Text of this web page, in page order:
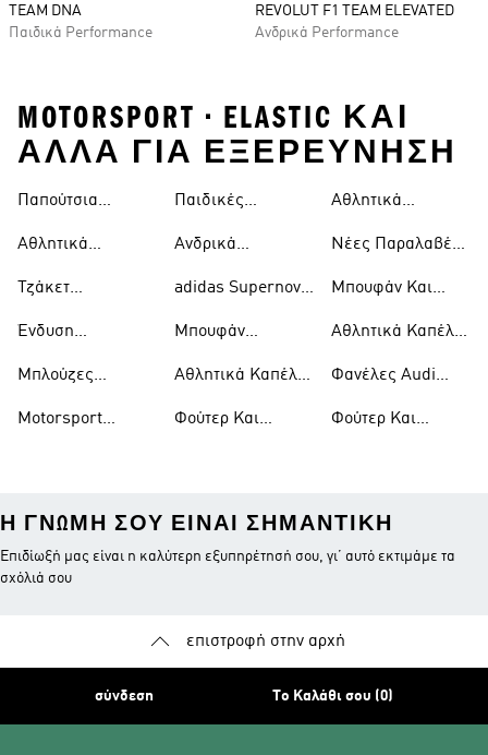
TEAM DNA
Παιδικά Performance
REVOLUT F1 TEAM ELEVATED
Ανδρικά Performance
MOTORSPORT • ELASTIC ΚΑΙ
ΑΛΛΑ ΓΙΑ ΕΞΕΡΕΥΝΗΣΗ
Παπούτσια
Αθλητικά
Motorsport
Τζάκετ
Ένδυση
Μπλούζες
Motorsport
Παιδικές
Φόρμες
Motorsport
Ανδρικά
Motorsport
adidas Supernova
Μπουφάν
Petronas F1
Αθλητικά Καπέλα
Petronas F1
Φούτερ Και
Mercedes-amg
Petronas F1
Αθλητικά
Mercedes-amg
Petronas F1
Νέες Παραλαβές
Μπουφάν Και
Revolut F1 Team
Αθλητικά Καπέλα
Team
Φανέλες Audi
Φούτερ Και
Η ΓΝΏΜΗ ΣΟΥ ΕΊΝΑΙ ΣΗΜΑΝΤΙΚΉ
Επιδίωξή μας είναι η καλύτερη εξυπηρέτησή σου, γι’ αυτό εκτιμάμε τα
σχόλιά σου
επιστροφή στην αρχή
σύνδεση Το Καλάθι σου (0)